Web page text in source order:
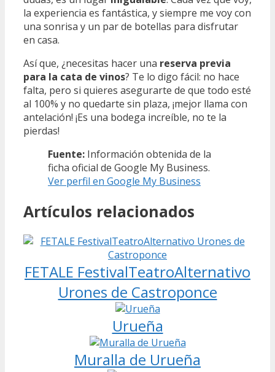
la experiencia es fantástica, y siempre me voy con
una sonrisa y un par de botellas para disfrutar
en casa.
Así que, ¿necesitas hacer una reserva previa
para la cata de vinos? Te lo digo fácil: no hace
falta, pero si quieres asegurarte de que todo esté
al 100% y no quedarte sin plaza, ¡mejor llama con
antelación! ¡Es una bodega increíble, no te la
pierdas!
Fuente: Información obtenida de la
ficha oficial de Google My Business.
Ver perfil en Google My Business
Artículos relacionados
FETALE FestivalTeatroAlternativo
Urones de Castroponce
Urueña
Muralla de Urueña